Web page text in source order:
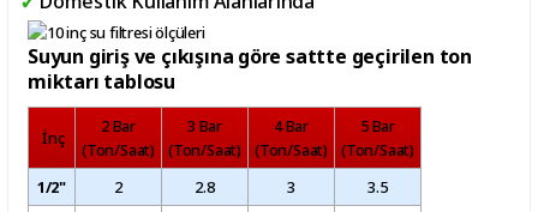
Suyun giriş ve çıkışına göre sattte geçirilen ton
miktarı tablosu
İnç
2 Bar
(Ton/Saat)
3 Bar
(Ton/Saat)
4 Bar
(Ton/Saat)
5 Bar
(Ton/Saat)
1/2"
2 2.8 3
3.5